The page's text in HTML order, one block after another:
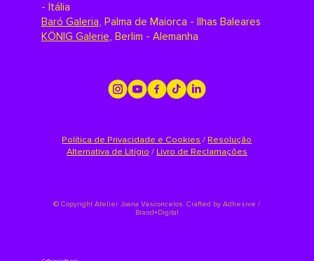
- Itália
Baró Galeria, Palma de Maiorca - Ilhas Baleares
KÖNIG Galerie, Berlim - Alemanha
Política de Privacidade e Cookies / Resolução
Alternativa de Litígio / Livro de Reclamações
©Copyright Atelier Joana Vasconcelos. Crafted by Adhesive /
Brand+Digital